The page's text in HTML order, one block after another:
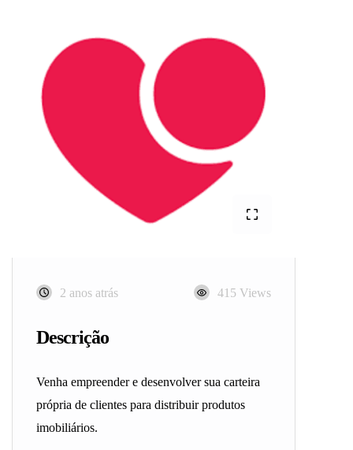
2 anos atrás 415 Views
Descrição
Venha empreender e desenvolver sua carteira
própria de clientes para distribuir produtos
imobiliários.